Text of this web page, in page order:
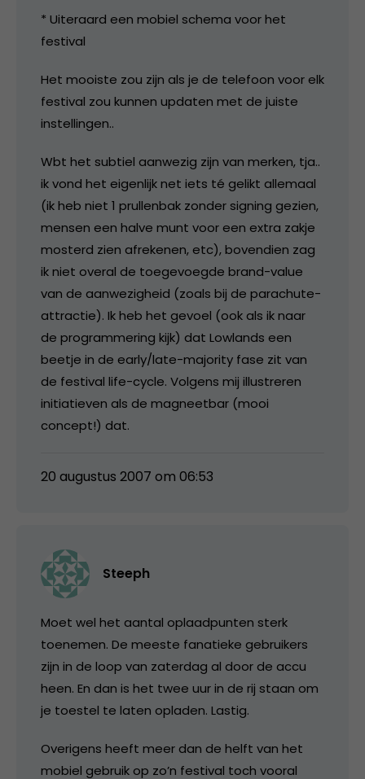
* Uiteraard een mobiel schema voor het
festival
Het mooiste zou zijn als je de telefoon voor elk
festival zou kunnen updaten met de juiste
instellingen..
Wbt het subtiel aanwezig zijn van merken, tja..
ik vond het eigenlijk net iets té gelikt allemaal
(ik heb niet 1 prullenbak zonder signing gezien,
mensen een halve munt voor een extra zakje
mosterd zien afrekenen, etc), bovendien zag
ik niet overal de toegevoegde brand-value
van de aanwezigheid (zoals bij de parachute-
attractie). Ik heb het gevoel (ook als ik naar
de programmering kijk) dat Lowlands een
beetje in de early/late-majority fase zit van
de festival life-cycle. Volgens mij illustreren
initiatieven als de magneetbar (mooi
concept!) dat.
20 augustus 2007 om 06:53
Steeph
Moet wel het aantal oplaadpunten sterk
toenemen. De meeste fanatieke gebruikers
zijn in de loop van zaterdag al door de accu
heen. En dan is het twee uur in de rij staan om
je toestel te laten opladen. Lastig.
Overigens heeft meer dan de helft van het
mobiel gebruik op zo’n festival toch vooral